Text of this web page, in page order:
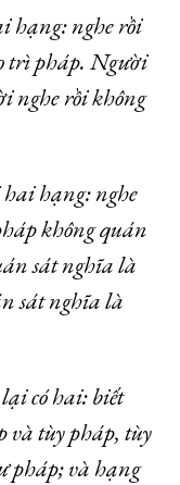
hạng: nghe rồi
trì pháp. Người
nghe rồi không
hạng: nghe
không quán
sát nghĩa là
sát nghĩa là
có hai: biết
và tùy pháp, tùy
pháp; và hạng